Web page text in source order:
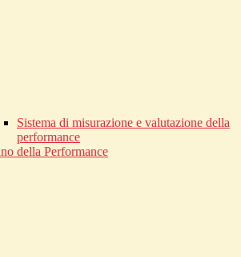
Sistema di misurazione e valutazione della
performance
della Performance